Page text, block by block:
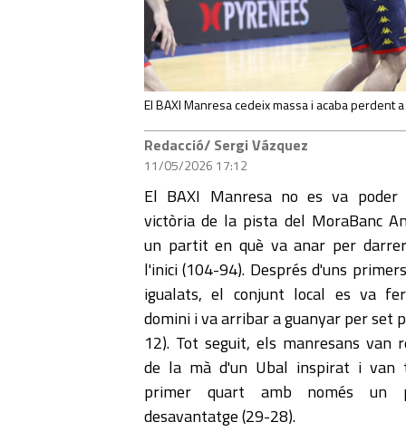
El BAXI Manresa cedeix massa i acaba perdent
Redacció/ Sergi Vázquez
11/05/2026 17:12
El BAXI Manresa no es va poder
victòria de la pista del MoraBanc
un partit en què va anar per
l'inici (104-94). Després d'uns
igualats, el conjunt local es va
domini i va arribar a guanyar per set
12). Tot seguit, els manresans van
de la mà d'un Ubal inspirat i van
primer quart amb només un
desavantatge (29-28).